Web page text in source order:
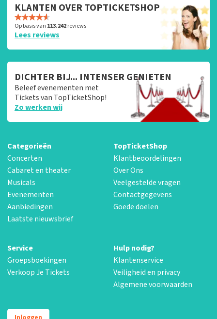
KLANTEN OVER TOPTICKETSHOP
Op basis van 113.242reviews
Lees reviews
DICHTER BIJ... INTENSER GENIETEN
Beleef evenementen met
Tickets van TopTicketShop!
Zo werken wij
Categorieën
Concerten
Cabaret en theater
Musicals
Evenementen
Aanbiedingen
Laatste nieuwsbrief
TopTicketShop
Klantbeoordelingen
Over Ons
Veelgestelde vragen
Contactgegevens
Goede doelen
Service
Groepsboekingen
Verkoop Je Tickets
Hulp nodig?
Klantenservice
Veiligheid en privacy
Algemene voorwaarden